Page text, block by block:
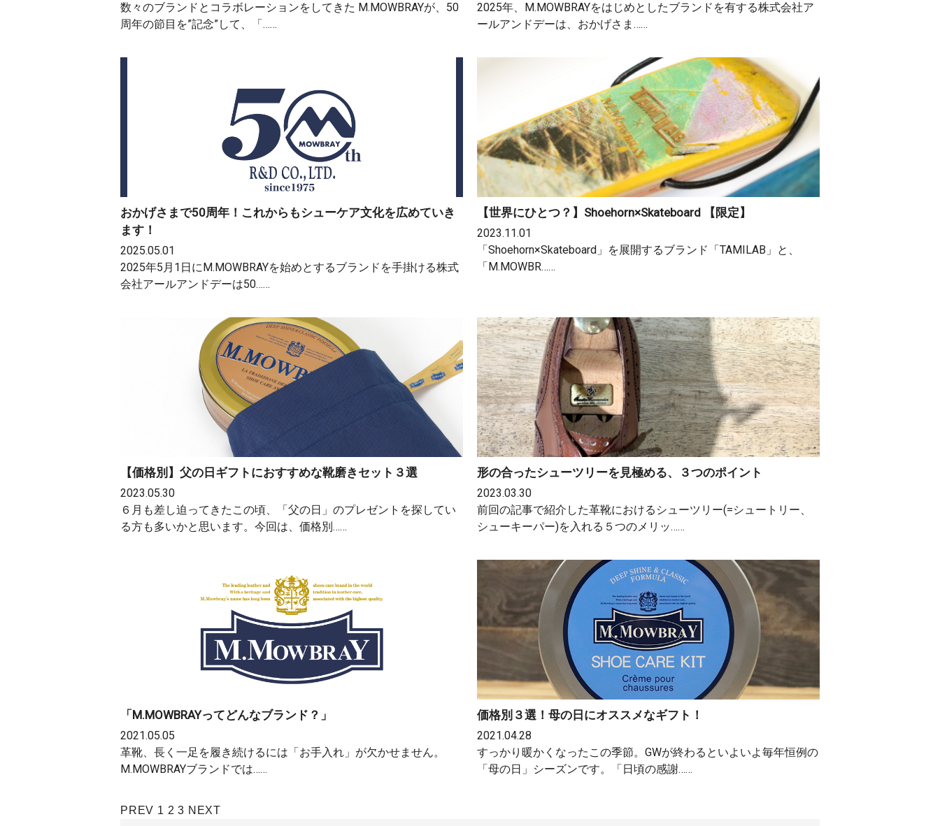
数々のブランドとコラボレーションをしてきた M.MOWBRAYが、50
周年の節目を”記念”して、「……
2025年、M.MOWBRAYをはじめとしたブランドを有する株式会社ア
ールアンドデーは、おかげさま……
おかげさまで50周年！これからもシューケア文化を広めていき
ます！
2025.05.01
2025年5月1日にM.MOWBRAYを始めとするブランドを手掛ける株式
会社アールアンドデーは50……
【世界にひとつ？】Shoehorn×Skateboard 【限定】
2023.11.01
「Shoehorn×Skateboard」を展開するブランド「TAMILAB」と、
「M.MOWBR……
【価格別】父の日ギフトにおすすめな靴磨きセット３選
2023.05.30
６月も差し迫ってきたこの頃、「父の日」のプレゼントを探してい
る方も多いかと思います。今回は、価格別……
形の合ったシューツリーを見極める、３つのポイント
2023.03.30
前回の記事で紹介した革靴におけるシューツリー(=シュートリー、
シューキーパー)を入れる５つのメリッ……
「M.MOWBRAYってどんなブランド？」
2021.05.05
革靴、長く一足を履き続けるには「お手入れ」が欠かせません。
M.MOWBRAYブランドでは……
価格別３選！母の日にオススメなギフト！
2021.04.28
すっかり暖かくなったこの季節。GWが終わるといよいよ毎年恒例の
「母の日」シーズンです。「日頃の感謝……
投
PREV 1 2 3 NEXT